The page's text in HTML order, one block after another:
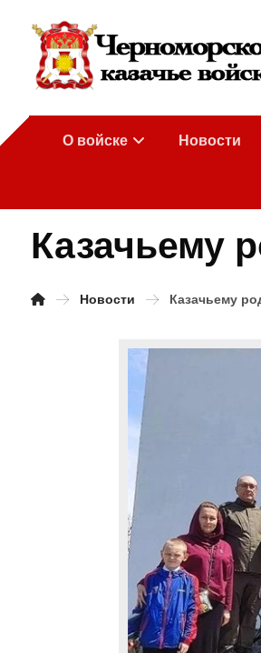
О войске Новости
Казачьему
Новости Казачьему